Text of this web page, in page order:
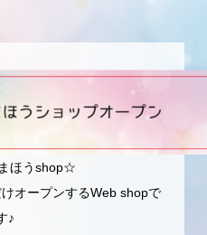
ほうshop☆
オープンするWeb shopで
♪